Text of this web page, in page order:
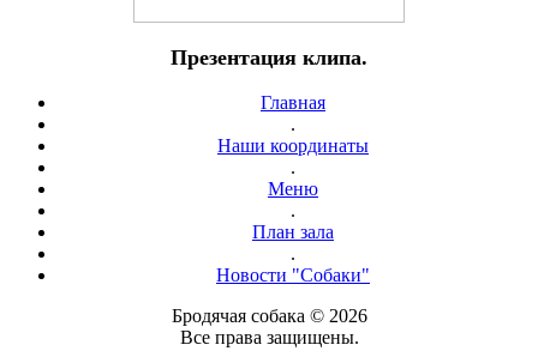
Презентация клипа.
Главная
.
Наши координаты
.
Меню
.
План зала
.
Новости "Собаки"
Бродячая собака © 2026
Все права защищены.